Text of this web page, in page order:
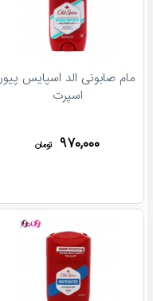
مام صابونی الد اسپایس پیور
اسپرت
۹۷۰,۰۰۰ تومان